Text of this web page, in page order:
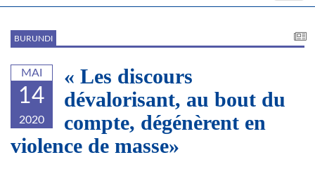
BURUNDI
MAI
14
2020
« Les discours
dévalorisant, au bout du
compte, dégénèrent en
violence de masse»